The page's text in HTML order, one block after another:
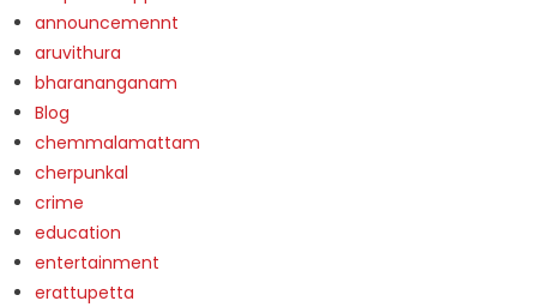
announcemennt
aruvithura
bharananganam
Blog
chemmalamattam
cherpunkal
crime
education
entertainment
erattupetta